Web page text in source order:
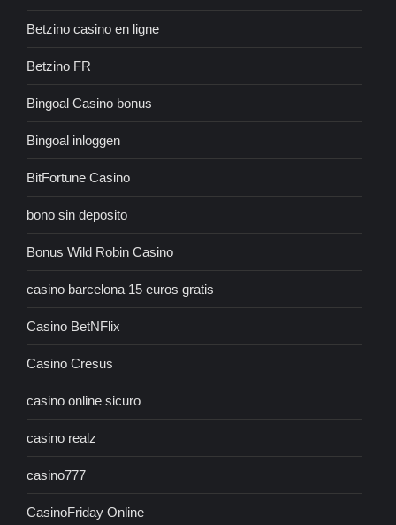
Betzino casino en ligne
Betzino FR
Bingoal Casino bonus
Bingoal inloggen
BitFortune Casino
bono sin deposito
Bonus Wild Robin Casino
casino barcelona 15 euros gratis
Casino BetNFlix
Casino Cresus
casino online sicuro
casino realz
casino777
CasinoFriday Online